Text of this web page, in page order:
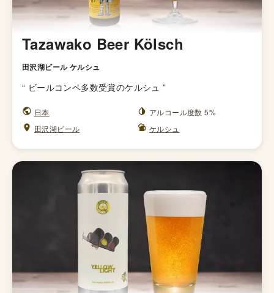
Tazawako Beer Kölsch
田沢湖ビール ケルシュ
“ ビールコンペ多数受賞のケルシュ ”
日本
アルコール度数 5%
田沢湖ビール
ケルシュ